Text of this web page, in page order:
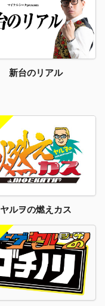
新台のリアル
ヤルヲの燃えカス